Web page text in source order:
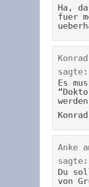
Ha,
fuer
Konrad
sagte:
Es
Konrad
Anke
sagte:
Du
von